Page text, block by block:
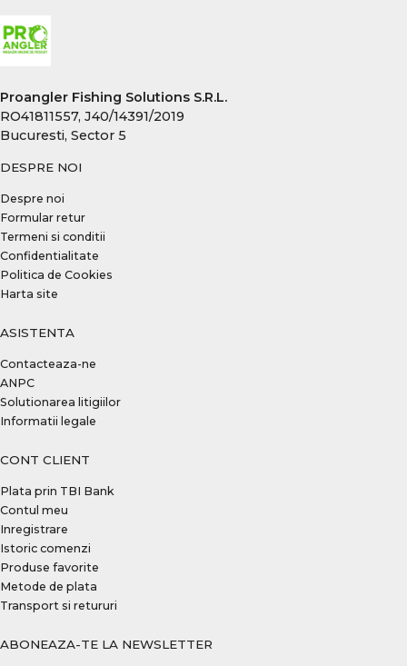
Proangler Fishing Solutions S.R.L.
RO41811557, J40/14391/2019
Bucuresti, Sector 5
DESPRE NOI
Despre noi
Formular retur
Termeni si conditii
Confidentialitate
Politica de Cookies
Harta site
ASISTENTA
Contacteaza-ne
ANPC
Solutionarea litigiilor
Informatii legale
CONT CLIENT
Plata prin TBI Bank
Contul meu
Inregistrare
Istoric comenzi
Produse favorite
Metode de plata
Transport si retururi
ABONEAZA-TE LA NEWSLETTER